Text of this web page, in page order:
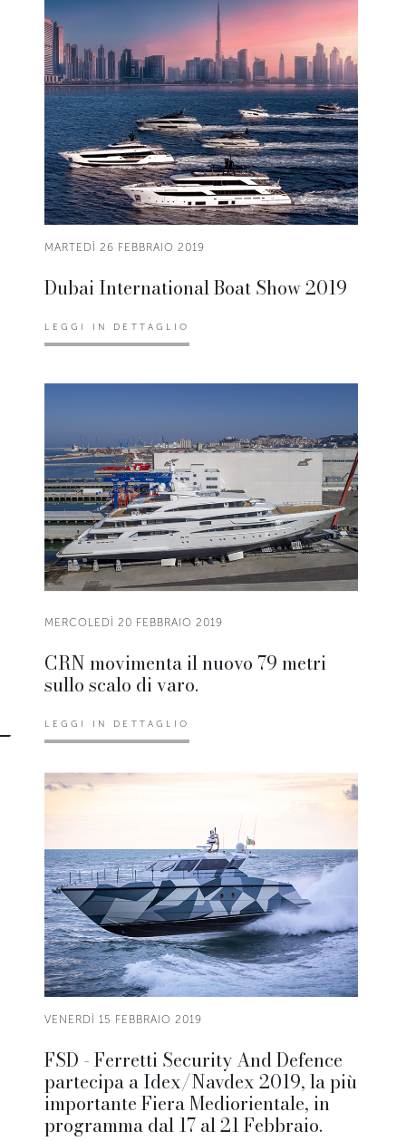
MARTEDÌ 26 FEBBRAIO 2019
Dubai International Boat Show 2019
LEGGI IN DETTAGLIO
MERCOLEDÌ 20 FEBBRAIO 2019
CRN movimenta il nuovo 79 metri
sullo scalo di varo.
LEGGI IN DETTAGLIO
VENERDÌ 15 FEBBRAIO 2019
FSD - Ferretti Security And Defence
partecipa a Idex/Navdex 2019, la più
importante Fiera Mediorientale, in
programma dal 17 al 21 Febbraio.